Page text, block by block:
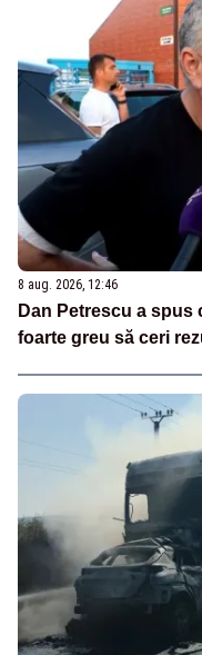
8 aug. 2026, 12:46
Dan Petrescu a spus
foarte greu să ceri